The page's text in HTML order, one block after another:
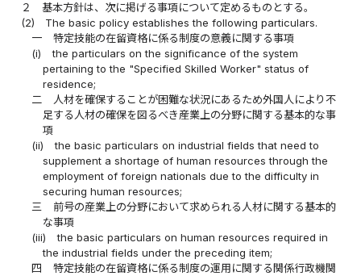
２
基本方針は、次に掲げる事項について定めるものとする。
(2)
The basic policy establishes the following particulars.
一
特定技能の在留資格に係る制度の意義に関する事項
(i)
the particulars on the significance of the system
pertaining to the "Specified Skilled Worker" status of
residence;
二
人材を確保することが困難な状況にあるため外国人により不
足する人材の確保を図るべき産業上の分野に関する基本的な事
項
(ii)
the basic particulars on industrial fields that need to
supplement a shortage of human resources through the
employment of foreign nationals due to the difficulty in
securing human resources;
三
前号の産業上の分野において求められる人材に関する基本的
な事項
(iii)
the basic particulars on human resources required in
the industrial fields under the preceding item;
四
特定技能の在留資格に係る制度の運用に関する関係行政機関